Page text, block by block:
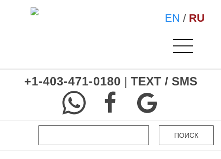
EN / RU
+1-403-471-0180 | TEXT / SMS